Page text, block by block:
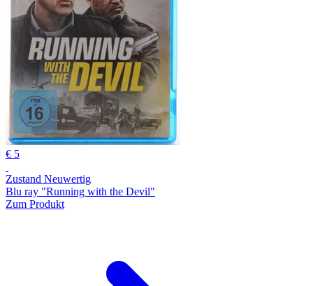
€ 5
Zustand Neuwertig
Blu ray "Running with the Devil"
Zum Produkt